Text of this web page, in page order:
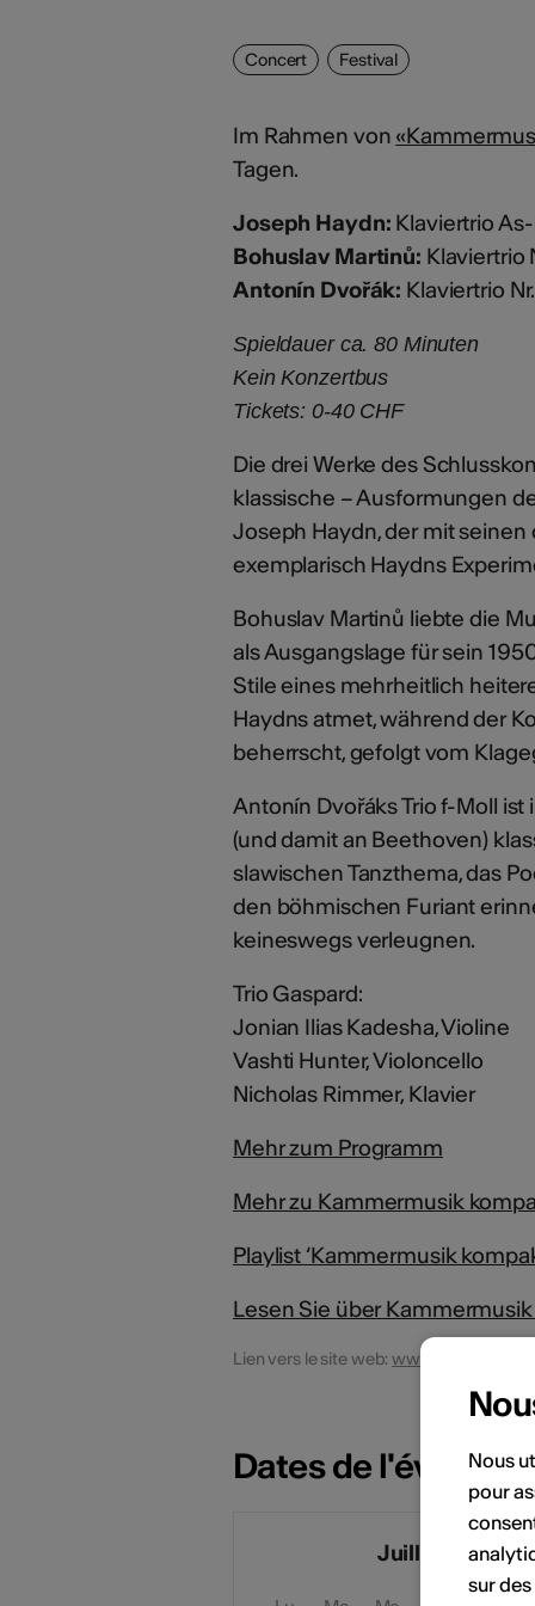
Concert Festival
Im Rahmen von
Tagen.
Joseph Haydn: Klaviertrio
Bohuslav Martinů: Klaviertrio
Antonín Dvořák: Klaviertrio
Spieldauer ca. 80 Minuten
Kein Konzertbus
Tickets: 0-40 CHF
Die drei Werke des
klassische – Ausformungen
Joseph Haydn, der mit
exemplarisch Haydns
Bohuslav Martinů liebte die
als Ausgangslage für sein
Stile eines mehrheitlich
Haydns atmet, während der
beherrscht, gefolgt vom
Antonín Dvořáks Trio f-Moll
(und damit an Beethoven)
slawischen Tanzthema, das
den böhmischen Furiant
keineswegs verleugnen.
Trio Gaspard:
Jonian Ilias Kadesha, Violine
Vashti Hunter, Violoncello
Nicholas Rimmer, Klavier
Mehr zum Programm
Mehr zu Kammermusik
Playlist ‘Kammermusik
Lesen Sie über
Lien vers le site web:
Dates de
Juillet 2026
Nous
pour
sur